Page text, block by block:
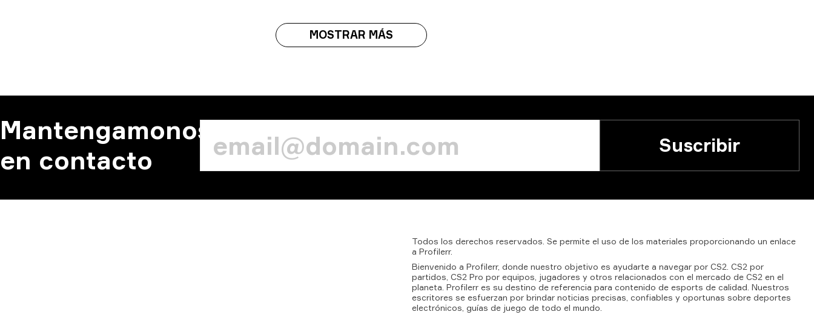
MOSTRAR MÁS
Mantengamonos
en contacto
Suscribir
Todos los derechos reservados. Se permite el uso de los materiales proporcionando un enlace
a Profilerr.
Bienvenido a Profilerr, donde nuestro objetivo es ayudarte a navegar por CS2. CS2 por
partidos, CS2 Pro por equipos, jugadores y otros relacionados con el mercado de CS2 en el
planeta. Profilerr es su destino de referencia para contenido de esports de calidad. Nuestros
escritores se esfuerzan por brindar noticias precisas, confiables y oportunas sobre deportes
electrónicos, guías de juego de todo el mundo.